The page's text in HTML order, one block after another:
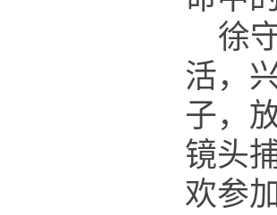
徐
活，
子，
镜头
欢参